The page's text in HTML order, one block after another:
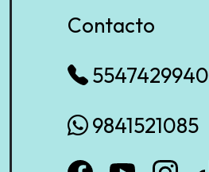
Contacto
5547429940
9841521085